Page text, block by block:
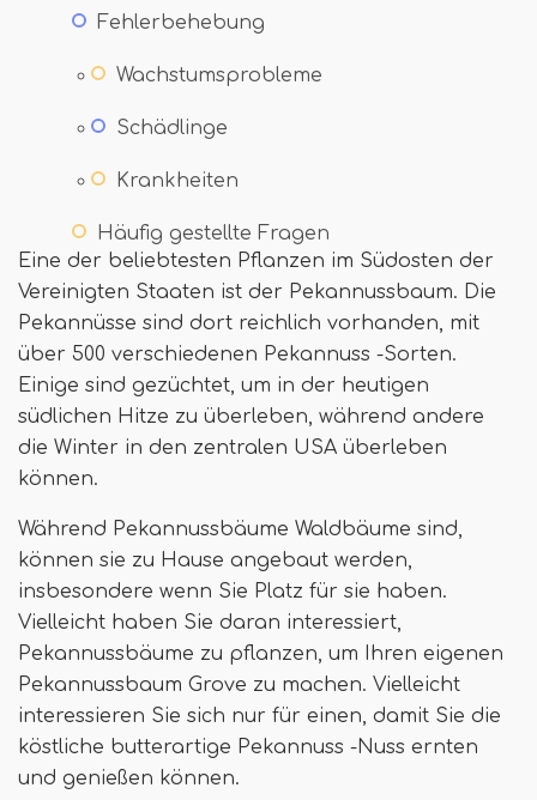
Fehlerbehebung
Wachstumsprobleme
Schädlinge
Krankheiten
Häufig gestellte Fragen
Eine der beliebtesten Pflanzen im Südosten der
Vereinigten Staaten ist der Pekannussbaum. Die
Pekannüsse sind dort reichlich vorhanden, mit
über 500 verschiedenen Pekannuss -Sorten.
Einige sind gezüchtet, um in der heutigen
südlichen Hitze zu überleben, während andere
die Winter in den zentralen USA überleben
können.
Während Pekannussbäume Waldbäume sind,
können sie zu Hause angebaut werden,
insbesondere wenn Sie Platz für sie haben.
Vielleicht haben Sie daran interessiert,
Pekannussbäume zu pflanzen, um Ihren eigenen
Pekannussbaum Grove zu machen. Vielleicht
interessieren Sie sich nur für einen, damit Sie die
köstliche butterartige Pekannuss -Nuss ernten
und genießen können.